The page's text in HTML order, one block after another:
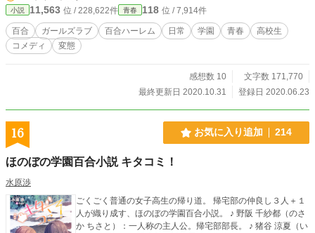
小説 11,563 位 / 228,622件 青春 118 位 / 7,914件
百合 ガールズラブ 百合ハーレム 日常 学園 青春
高校生
コメディ
変態
感想数 10
文字数 171,770
最終更新日 2020.10.31
登録日 2020.06.23
16 お気に入り追加 214
ほのぼの学園百合小説 キタコミ！
水原渉
ごくごく普通の女子高生の帰り道。 帰宅部の仲良し３人＋１
人が織り成す、ほのぼの学園百合小説。 ♪ 野阪 千紗都（のさ
か ちさと）：一人称の主人公。帰宅部部長。 ♪ 猪谷 涼夏（い